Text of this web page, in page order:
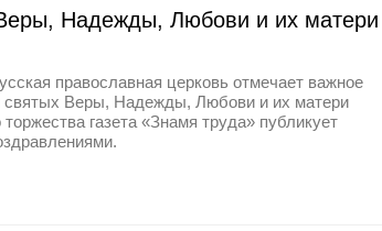
Надежды, Любови и их матери
православная церковь отмечает важное
Веры, Надежды, Любови и их матери
газета «Знамя труда» публикует